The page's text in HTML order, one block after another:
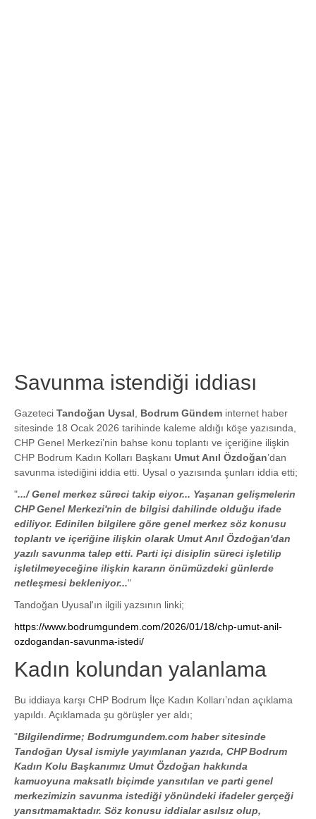
Savunma istendiği iddiası
Gazeteci Tandoğan Uysal, Bodrum Gündem internet haber
sitesinde 18 Ocak 2026 tarihinde kaleme aldığı köşe yazısında,
CHP Genel Merkezi’nin bahse konu toplantı ve içeriğine ilişkin
CHP Bodrum Kadın Kolları Başkanı Umut Anıl Özdoğan’dan
savunma istediğini iddia etti. Uysal o yazısında şunları iddia etti;
".../ Genel merkez süreci takip eiyor... Yaşanan gelişmelerin
CHP Genel Merkezi'nin de bilgisi dahilinde olduğu ifade
ediliyor. Edinilen bilgilere göre genel merkez söz konusu
toplantı ve içeriğine ilişkin olarak Umut Anıl Özdoğan'dan
yazılı savunma talep etti. Parti içi disiplin süreci işletilip
işletilmeyeceğine ilişkin kararın önümüzdeki günlerde
netleşmesi bekleniyor..."
Tandoğan Uyusal'ın ilgili yazsının linki;
https://www.bodrumgundem.com/2026/01/18/chp-umut-anil-
ozdogandan-savunma-istedi/
Kadın kolundan yalanlama
Bu iddiaya karşı CHP Bodrum İlçe Kadın Kolları’ndan açıklama
yapıldı. Açıklamada şu görüşler yer aldı;
"Bilgilendirme; Bodrumgundem.com haber sitesinde
Tandoğan Uysal ismiyle yayımlanan yazıda, CHP Bodrum
Kadın Kolu Başkanımız Umut Özdoğan hakkında
kamuoyuna maksatlı biçimde yansıtılan ve parti genel
merkezimizin savunma istediği yönündeki ifadeler gerçeği
yansıtmamaktadır. Söz konusu iddialar asılsız olup,